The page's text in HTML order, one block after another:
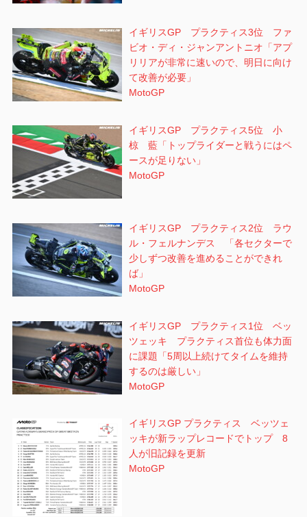
イギリスGP プラクティス3位 ファ
ビオ・ディ・ジャンアントニオ「アプ
リリアが非常に速いので、明日に向け
て改善が必要」
MotoGP
イギリスGP プラクティス5位 小
椋 藍「トップライダーと戦うにはペ
ースが足りない」
MotoGP
イギリスGP プラクティス2位 ラウ
ル・フェルナンデス 「各セクターで
少しずつ改善を進めることができれ
ば」
MotoGP
イギリスGP プラクティス1位 ベッ
ツェッキ プラクティス首位も体力面
に課題「5周以上続けてタイムを維持
するのは厳しい」
MotoGP
イギリスGP プラクティス ベッツェ
ッキが新ラップレコードでトップ 8
人が旧記録を更新
MotoGP